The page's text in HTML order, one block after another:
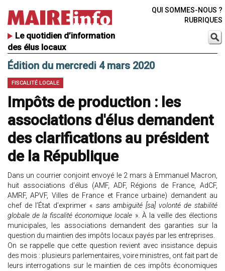
Le quotidien d’information
des élus locaux
QUI SOMMES-NOUS ?
RUBRIQUES
Édition du mercredi 4 mars 2020
FISCALITÉ LOCALE
Impôts de production : les
associations d'élus demandent
des clarifications au président
de la République
Dans un courrier conjoint envoyé le 2 mars à Emmanuel Macron,
huit associations d’élus (AMF, ADF, Régions de France, AdCF,
AMRF, APVF, Villes de France et France urbaine) demandent au
chef de l’État d’exprimer « sans ambiguïté [sa] volonté de stabilité
globale de la fiscalité économique locale ». À la veille des élections
municipales, les associations demandent des garanties sur la
question du maintien des impôts locaux payés par les entreprises.
On se rappelle que cette question revient avec insistance depuis
des mois : plusieurs parlementaires, voire ministres, ont fait part de
leurs interrogations sur le maintien de ces impôts économiques